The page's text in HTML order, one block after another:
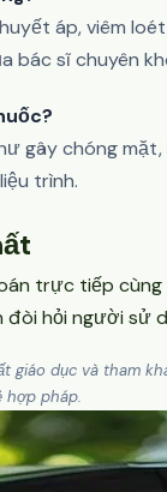
áp, viêm
bác sĩ chuyên
gây chóng
trình.
trực tiếp
hỏi người sử
dục và tham
hợp pháp.